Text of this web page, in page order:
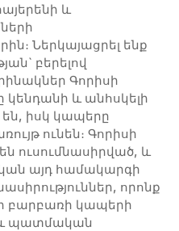
և
Ներկայացրել ենք
բերելով
Գորիսի
և անհսկելի
իսկ կապերը
ունեն։ Գորիսի
ուսումնասիրված, և
այդ համակարգի
որոնք
բարբառի կապերի
և պատմական